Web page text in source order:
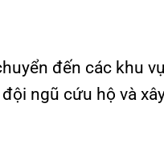
đến các khu
ngũ cứu hộ và